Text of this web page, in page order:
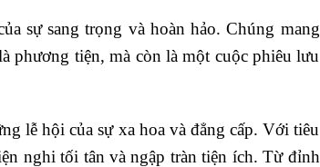
sự sang trọng và hoàn hảo. Chúng mang
phương tiện, mà còn là một cuộc phiêu lưu
lễ hội của sự xa hoa và đẳng cấp. Với tiêu
nghi tối tân và ngập tràn tiện ích. Từ đỉnh